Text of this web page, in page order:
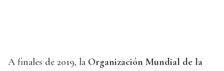
A finales de 2019, la Organización Mundial de la